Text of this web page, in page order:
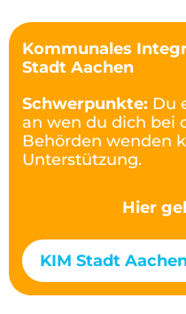
Kommunales
Stadt Aachen
Schwerpunkte: Du
an wen du dich bei
Behörden wenden
Unterstützung.
Hier
KIM Stadt